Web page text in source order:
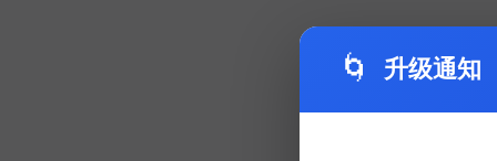
🌀 升级通知